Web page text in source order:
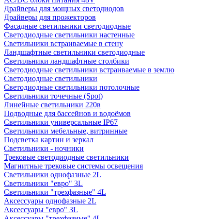
Драйверы для мощных светодиодов
Драйверы для прожекторов
Фасадные светильники светодиодные
Светодиодные светильники настенные
Светильники встраиваемые в стену
Ландшафтные светильники светодиодные
Светильники ландшафтные столбики
Светодиодные светильники встраиваемые в землю
Светодиодные светильники
Светодиодные светильники потолочные
Светильники точечные (Spot)
Линейные светильники 220в
Подводные для бассейнов и водоёмов
Светильники универсальные IP67
Светильники мебельные, витринные
Подсветка картин и зеркал
Светильники - ночники
Трековые светодиодные светильники
Магнитные трековые системы освещения
Светильники однофазные 2L
Светильники "евро" 3L
Светильники "трехфазные" 4L
Аксессуары однофазные 2L
Аксессуары "евро" 3L